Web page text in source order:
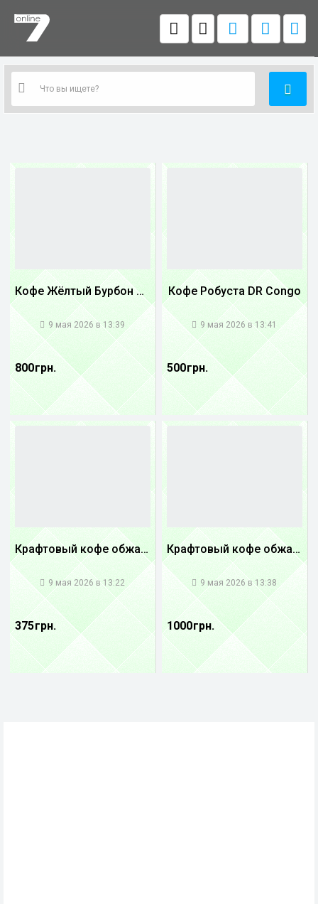
Кофе Жёлтый Бурбон Бразилия
9 мая 2026 в 13:39
800 грн.
Кофе Робуста DR Congo
9 мая 2026 в 13:41
500 грн.
Крафтовый кофе обжареный купаж арабики 5...
9 мая 2026 в 13:22
375 грн.
Крафтовый кофе обжареный Танзания
9 мая 2026 в 13:38
1000 грн.